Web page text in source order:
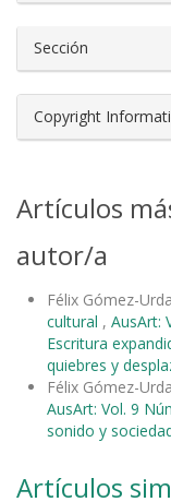
Sección
Copyright
Artículos
autor/a
Félix Gómez-
cultural , AusArt:
Escritura
quiebres y
Félix Gómez-
AusArt: Vol. 9
sonido y
Artículos